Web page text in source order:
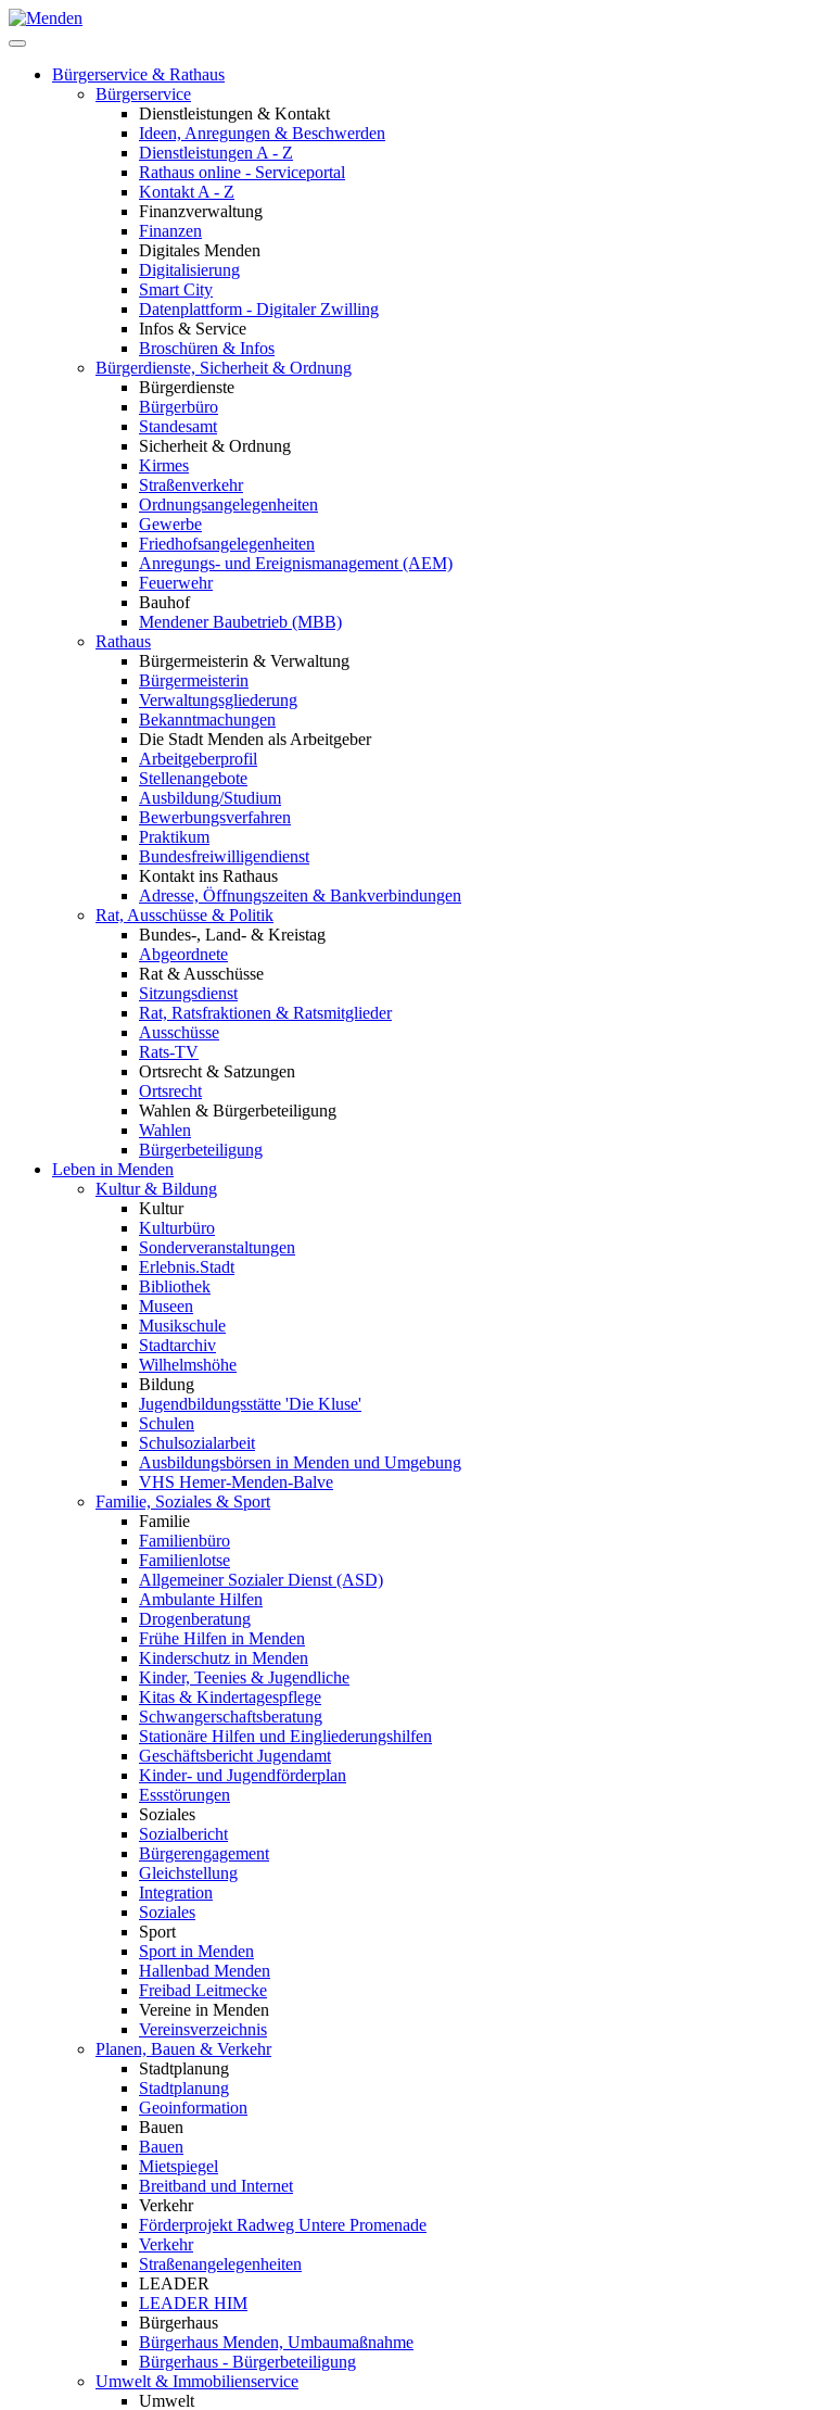
Bürgerservice & Rathaus
Bürgerservice
Dienstleistungen & Kontakt
Ideen, Anregungen & Beschwerden
Dienstleistungen A - Z
Rathaus online - Serviceportal
Kontakt A - Z
Finanzverwaltung
Finanzen
Digitales Menden
Digitalisierung
Smart City
Datenplattform - Digitaler Zwilling
Infos & Service
Broschüren & Infos
Bürgerdienste, Sicherheit & Ordnung
Bürgerdienste
Bürgerbüro
Standesamt
Sicherheit & Ordnung
Kirmes
Straßenverkehr
Ordnungsangelegenheiten
Gewerbe
Friedhofsangelegenheiten
Anregungs- und Ereignismanagement (AEM)
Feuerwehr
Bauhof
Mendener Baubetrieb (MBB)
Rathaus
Bürgermeisterin & Verwaltung
Bürgermeisterin
Verwaltungsgliederung
Bekanntmachungen
Die Stadt Menden als Arbeitgeber
Arbeitgeberprofil
Stellenangebote
Ausbildung/Studium
Bewerbungsverfahren
Praktikum
Bundesfreiwilligendienst
Kontakt ins Rathaus
Adresse, Öffnungszeiten & Bankverbindungen
Rat, Ausschüsse & Politik
Bundes-, Land- & Kreistag
Abgeordnete
Rat & Ausschüsse
Sitzungsdienst
Rat, Ratsfraktionen & Ratsmitglieder
Ausschüsse
Rats-TV
Ortsrecht & Satzungen
Ortsrecht
Wahlen & Bürgerbeteiligung
Wahlen
Bürgerbeteiligung
Leben in Menden
Kultur & Bildung
Kultur
Kulturbüro
Sonderveranstaltungen
Erlebnis.Stadt
Bibliothek
Museen
Musikschule
Stadtarchiv
Wilhelmshöhe
Bildung
Jugendbildungsstätte 'Die Kluse'
Schulen
Schulsozialarbeit
Ausbildungsbörsen in Menden und Umgebung
VHS Hemer-Menden-Balve
Familie, Soziales & Sport
Familie
Familienbüro
Familienlotse
Allgemeiner Sozialer Dienst (ASD)
Ambulante Hilfen
Drogenberatung
Frühe Hilfen in Menden
Kinderschutz in Menden
Kinder, Teenies & Jugendliche
Kitas & Kindertagespflege
Schwangerschaftsberatung
Stationäre Hilfen und Eingliederungshilfen
Geschäftsbericht Jugendamt
Kinder- und Jugendförderplan
Essstörungen
Soziales
Sozialbericht
Bürgerengagement
Gleichstellung
Integration
Soziales
Sport
Sport in Menden
Hallenbad Menden
Freibad Leitmecke
Vereine in Menden
Vereinsverzeichnis
Planen, Bauen & Verkehr
Stadtplanung
Stadtplanung
Geoinformation
Bauen
Bauen
Mietspiegel
Breitband und Internet
Verkehr
Förderprojekt Radweg Untere Promenade
Verkehr
Straßenangelegenheiten
LEADER
LEADER HIM
Bürgerhaus
Bürgerhaus Menden, Umbaumaßnahme
Bürgerhaus - Bürgerbeteiligung
Umwelt & Immobilienservice
Umwelt